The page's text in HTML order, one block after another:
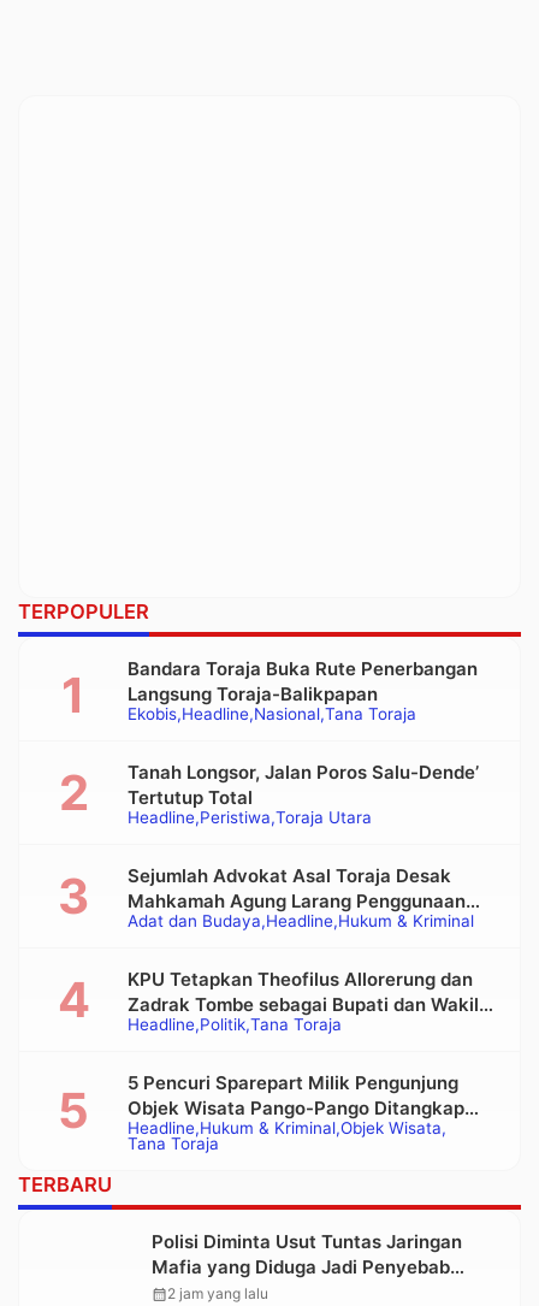
TERPOPULER
Ekobis Headline Nasional Tana Toraja
Bandara Toraja Buka Rute Penerbangan
Langsung Toraja-Balikpapan
Headline Peristiwa Toraja Utara
Tanah Longsor, Jalan Poros Salu-Dende’
Tertutup Total
Adat dan Budaya Headline Hukum & Kriminal
Sejumlah Advokat Asal Toraja Desak
Mahkamah Agung Larang Penggunaan
Alat Berat pada Eksekusi Rumah Adat
Headline Politik Tana Toraja
KPU Tetapkan Theofilus Allorerung dan
Zadrak Tombe sebagai Bupati dan Wakil
Bupati Tana Toraja Terpilih
Headline Hukum & Kriminal Objek Wisata
Tana Toraja
5 Pencuri Sparepart Milik Pengunjung
Objek Wisata Pango-Pango Ditangkap
Polisi
TERBARU
Polisi Diminta Usut Tuntas Jaringan
Mafia yang Diduga Jadi Penyebab
Kelangkaan BBM di Toraja
calendar_month2 jam yang lalu